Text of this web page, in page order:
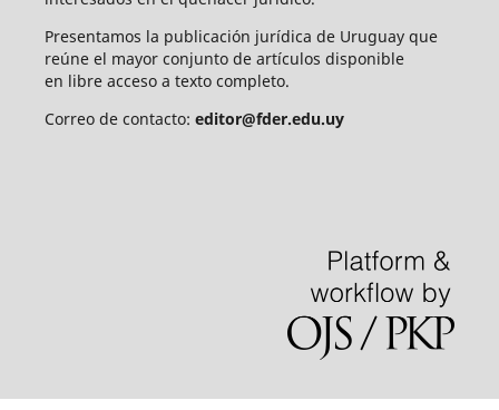
Presentamos la publicación jurídica de Uruguay que
reúne el mayor conjunto de artículos disponible
en libre acceso a texto completo.
Correo de contacto: editor@fder.edu.uy